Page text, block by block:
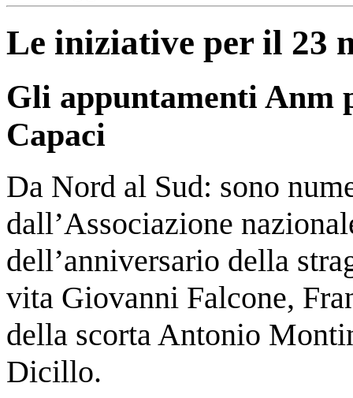
Le iniziative per il 23
Gli appuntamenti Anm
Capaci
Da Nord al Sud: sono
dall’Associazione
dell’anniversario della
vita Giovanni Falcone,
della scorta Antonio
Dicillo.